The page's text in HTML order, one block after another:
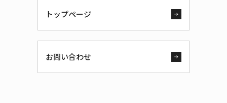
トップページ
お問い合わせ